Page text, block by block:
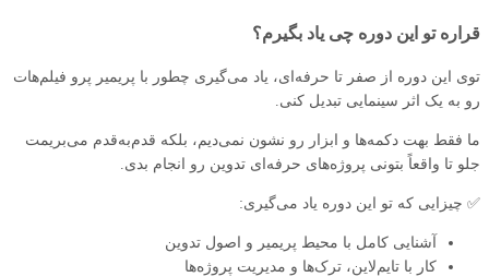
قراره تو این دوره چی یاد بگیرم؟
توی این دوره از صفر تا حرفه‌ای، یاد می‌گیری چطور با پریمیر پرو فیلم‌هات
رو به یک اثر سینمایی تبدیل کنی.
ما فقط بهت دکمه‌ها و ابزار رو نشون نمی‌دیم، بلکه قدم‌به‌قدم می‌بریمت
جلو تا واقعاً بتونی پروژه‌های حرفه‌ای تدوین رو انجام بدی.
✅ چیزایی که تو این دوره یاد می‌گیری:
آشنایی کامل با محیط پریمیر و اصول تدوین
کار با تایم‌لاین، ترک‌ها و مدیریت پروژه‌ها